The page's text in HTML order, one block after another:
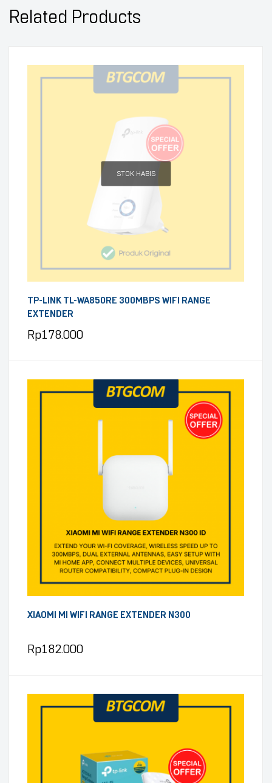
Related Products
STOK HABIS
TP-LINK TL-WA850RE 300MBPS WIFI RANGE
EXTENDER
Rp178.000
XIAOMI MI WIFI RANGE EXTENDER N300
Rp182.000